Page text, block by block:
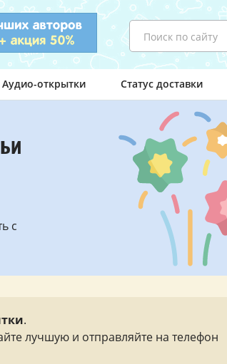
Поиск по сайту
Аудио-открытки Статус доставки
с
.
лучшую и отправляйте на телефон